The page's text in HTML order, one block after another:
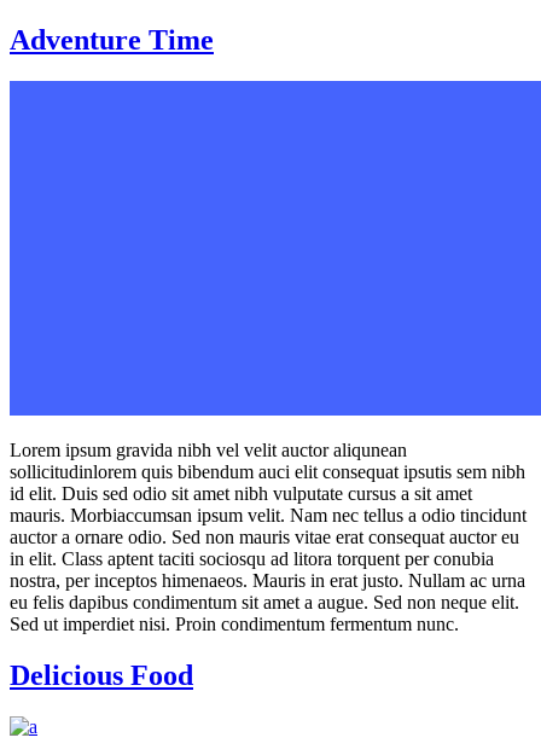
Zum
Inhalt
wechseln
Adventure Time
Lorem ipsum gravida nibh vel velit auctor aliqunean
sollicitudinlorem quis bibendum auci elit consequat ipsutis sem nibh
id elit. Duis sed odio sit amet nibh vulputate cursus a sit amet
mauris. Morbiaccumsan ipsum velit. Nam nec tellus a odio tincidunt
auctor a ornare odio. Sed non mauris vitae erat consequat auctor eu
in elit. Class aptent taciti sociosqu ad litora torquent per conubia
nostra, per inceptos himenaeos. Mauris in erat justo. Nullam ac urna
eu felis dapibus condimentum sit amet a augue. Sed non neque elit.
Sed ut imperdiet nisi. Proin condimentum fermentum nunc.
Delicious Food